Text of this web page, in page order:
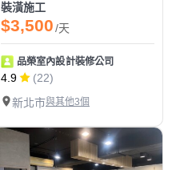
裝潢施工
$3,500/天
品榮室內設計裝修公司
4.9
(22)
新北市與其他3個